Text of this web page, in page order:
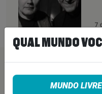
7
PEÇA SUA
QUAL MUNDO
MUNDO